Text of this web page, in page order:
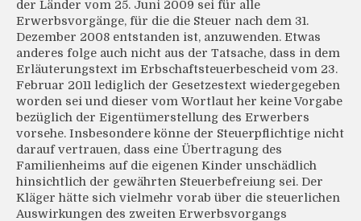
der Länder vom 25. Juni 2009 sei für alle
Erwerbsvorgänge, für die die Steuer nach dem 31.
Dezember 2008 entstanden ist, anzuwenden. Etwas
anderes folge auch nicht aus der Tatsache, dass in dem
Erläuterungstext im Erbschaftsteuerbescheid vom 23.
Februar 2011 lediglich der Gesetzestext wiedergegeben
worden sei und dieser vom Wortlaut her keine Vorgabe
bezüglich der Eigentümerstellung des Erwerbers
vorsehe. Insbesondere könne der Steuerpflichtige nicht
darauf vertrauen, dass eine Übertragung des
Familienheims auf die eigenen Kinder unschädlich
hinsichtlich der gewährten Steuerbefreiung sei. Der
Kläger hätte sich vielmehr vorab über die steuerlichen
Auswirkungen des zweiten Erwerbsvorgangs